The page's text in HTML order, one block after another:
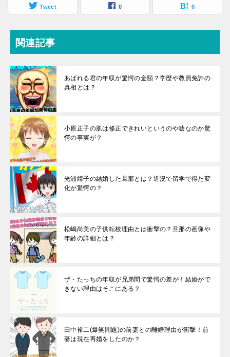
Tweet 0 0
関連記事
あばれる君の年収が驚愕の金額？学歴や教員免許の
真相とは？
小原正子の肌は修正できれいというのや嘘なのか驚
愕の事実が？
光浦靖子の結婚した旦那とは？近況で留学で得た変
化が驚愕の？
松嶋尚美の子供転校理由とは衝撃の？旦那の画像や
年齢の詳細とは？
ザ・たっちの年収が兄弟間で驚愕の差が！結婚がで
きない理由はそこにある？
田中裕二(爆笑問題)の前妻との離婚理由が衝撃！前
妻は現在再婚をしたのか？